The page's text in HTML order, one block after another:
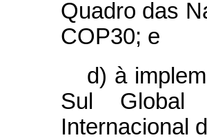
Quadro das
COP30; e
d) à
Sul Global
Internacional